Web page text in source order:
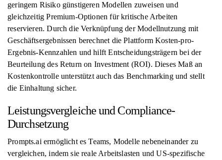
geringem Risiko günstigeren Modellen zuweisen und
gleichzeitig Premium-Optionen für kritische Arbeiten
reservieren. Durch die Verknüpfung der Modellnutzung mit
Geschäftsergebnissen berechnet die Plattform Kosten-pro-
Ergebnis-Kennzahlen und hilft Entscheidungsträgern bei der
Beurteilung des Return on Investment (ROI). Dieses Maß an
Kostenkontrolle unterstützt auch das Benchmarking und stellt
die Einhaltung sicher.
Leistungsvergleiche und Compliance-
Durchsetzung
Prompts.ai ermöglicht es Teams, Modelle nebeneinander zu
vergleichen, indem sie reale Arbeitslasten und US-spezifische